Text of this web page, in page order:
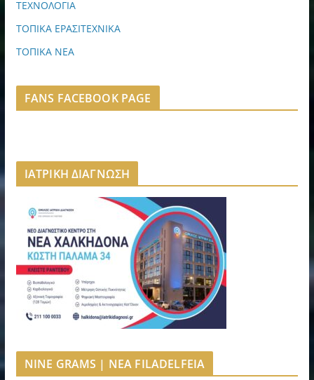
ΤΕΧΝΟΛΟΓΙΑ
ΤΟΠΙΚΑ ΕΡΑΣΙΤΕΧΝΙΚΑ
ΤΟΠΙΚΑ ΝΕΑ
FANS FACEBOOK PAGE
ΙΑΤΡΙΚΗ ΔΙΑΓΝΩΣΗ
NINE GRAMS | NEA FILADELFEIA